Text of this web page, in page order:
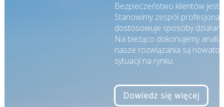
Bezpieczeństwo klientów jest
Stanowimy zespół
dostosowuje sposoby
Na bieżąco dokonujemy
nasze rozwiązania są
sytuacji na rynku.
Dowiedz się więcej